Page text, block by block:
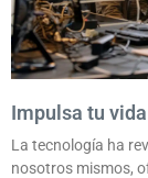
Impulsa tu
La tecnología ha
nosotros mismos,